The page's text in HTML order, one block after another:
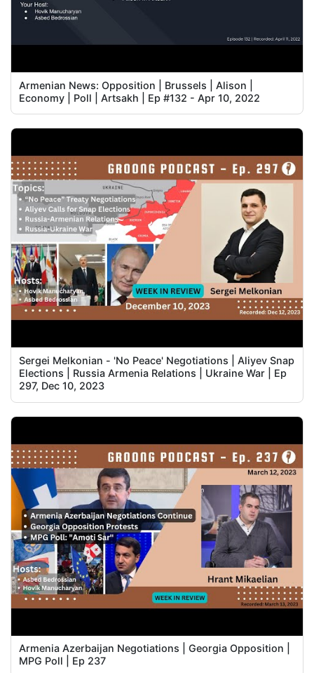
Armenian News: Opposition | Brussels | Alison |
Economy | Poll | Artsakh | Ep #132 - Apr 10, 2022
Sergei Melkonian - 'No Peace' Negotiations | Aliyev Snap
Elections | Russia Armenia Relations | Ukraine War | Ep
297, Dec 10, 2023
Armenia Azerbaijan Negotiations | Georgia Opposition |
MPG Poll | Ep 237